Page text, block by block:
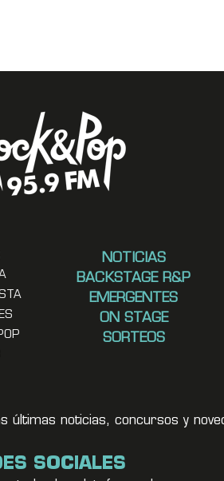
NOTICIAS
BACKSTAGE R&P
EMERGENTES
ON STAGE
SORTEOS
últimas noticias, concursos y
SOCIALES